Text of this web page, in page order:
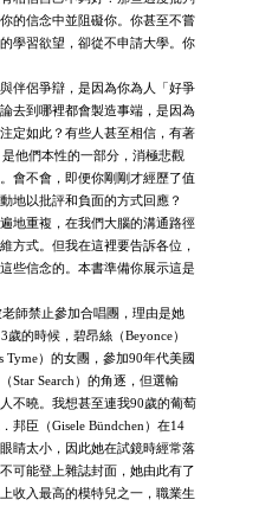
的信念中並阻礙你。你甚至不嘗
學習欲望，卻從不申請大學。你
侶爭辯，是因為你為人「好爭
去到哪裡都會製造事端，是因為
定如此？有些人甚至相信，有著
他們本性的一部分，消極悲觀
會不會，即便你剛剛才經歷了值
地以批評和負面的方式回應？
重複，在我們大腦的溝通路徑
方式。但我在這裡要告訴各位，
些信念的。本書準備你展示這是
師禁止參加合唱團，理由是她
的時候，碧昂絲（Beyonce）
Tyme）的女團，參加90年代美國
Star Search）的角逐，但選輸
不曉。我想甚至連我90歲的葡萄
邦臣（Gisele Bündchen）在14
睛太小，因此她在試鏡時經常落
可能登上雜誌封面，她由此有了
收入最高的模特兒之一，職業生